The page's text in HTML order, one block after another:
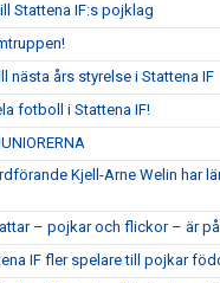
Stattena IF:s pojklag
nästa års styrelse i Stattena IF
fotboll i Stattena IF!
Kjell-Arne Welin har
– pojkar och flickor – är
IF fler spelare till pojkar